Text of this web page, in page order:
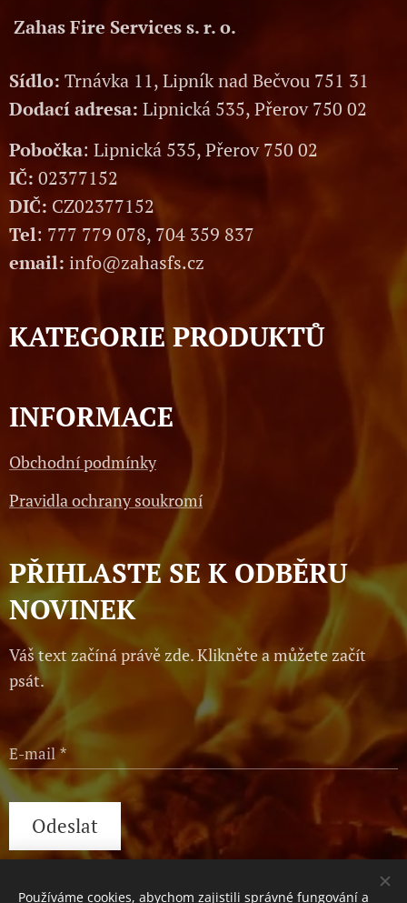
Zahas Fire Services s. r. o.
Sídlo: Trnávka 11, Lipník nad Bečvou 751 31
Dodací adresa: Lipnická 535, Přerov 750 02
Pobočka: Lipnická 535, Přerov 750 02
IČ: 02377152
DIČ: CZ02377152
Tel: 777 779 078, 704 359 837
email: info@zahasfs.cz
KATEGORIE PRODUKTŮ
INFORMACE
Obchodní podmínky
Pravidla ochrany soukromí
PŘIHLASTE SE K ODBĚRU
NOVINEK
Váš text začíná právě zde. Klikněte a můžete začít
psát.
E-mail
Odeslat
Používáme cookies, abychom zajistili správné fungování a